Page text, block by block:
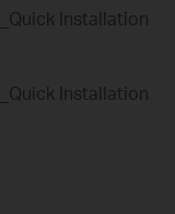
Installation
Installation